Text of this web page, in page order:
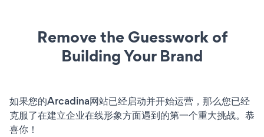
Remove the Guesswork of
Building Your Brand
如果您的Arcadina网站已经启动并开始运营，那么您已经
克服了在建立企业在线形象方面遇到的第一个重大挑战。恭
喜你！